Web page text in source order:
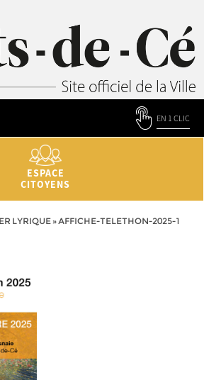
EN 1 CLIC
ESPACE
CITOYENS
LYRIQUE»AFFICHE-TELETHON-2025-1